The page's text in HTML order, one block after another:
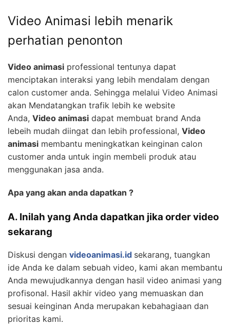
Video Animasi lebih menarik
perhatian penonton
Video animasi professional tentunya dapat
menciptakan interaksi yang lebih mendalam dengan
calon customer anda. Sehingga melalui Video Animasi
akan Mendatangkan trafik lebih ke website
Anda, Video animasi dapat membuat brand Anda
lebeih mudah diingat dan lebih professional, Video
animasi membantu meningkatkan keinginan calon
customer anda untuk ingin membeli produk atau
menggunakan jasa anda.
Apa yang akan anda dapatkan ?
A. Inilah yang Anda dapatkan jika order video
sekarang
Diskusi dengan videoanimasi.id sekarang, tuangkan
ide Anda ke dalam sebuah video, kami akan membantu
Anda mewujudkannya dengan hasil video animasi yang
profisonal. Hasil akhir video yang memuaskan dan
sesuai keinginan Anda merupakan kebahagiaan dan
prioritas kami.